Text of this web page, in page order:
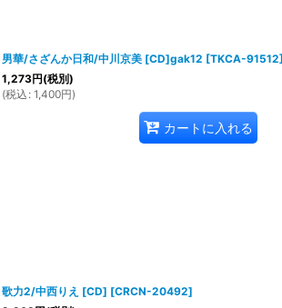
男華/さざんか日和/中川京美 [CD]gak12 [TKCA-91512]
1,273円(税別)
(税込 : 1,400円)
カートに入れる
歌力2/中西りえ [CD] [CRCN-20492]